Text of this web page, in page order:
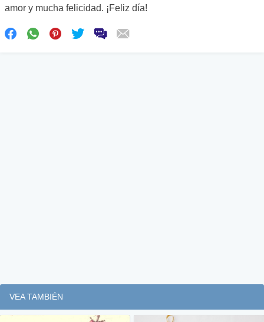
amor y mucha felicidad. ¡Feliz día!
VEA TAMBIÉN